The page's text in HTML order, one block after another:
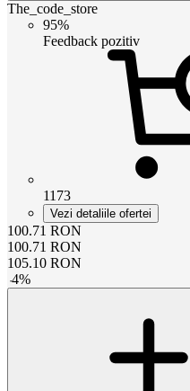
The_code_store
95%
Feedback pozitiv
1173
Vezi detaliile ofertei
100.71 RON
100.71 RON
105.10 RON
-4%